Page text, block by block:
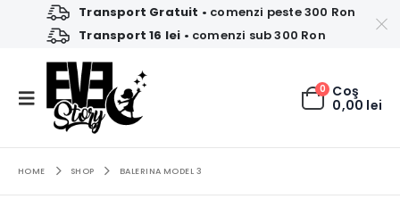
Transport Gratuit • comenzi peste 300 Ron
Transport 16 lei • comenzi sub 300 Ron
0 Coş
0,00 lei
HOME SHOP BALERINA MODEL 3